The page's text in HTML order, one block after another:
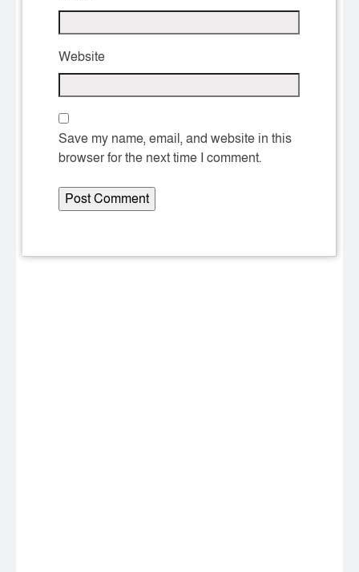
Website
Save my name, email, and website in this
browser for the next time I comment.